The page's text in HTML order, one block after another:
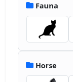
Fauna
Horse